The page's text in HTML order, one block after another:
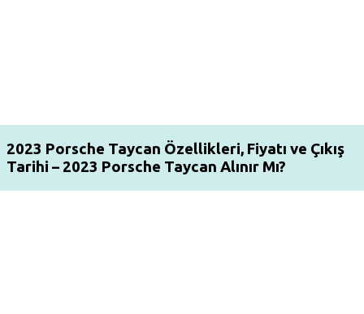
2023 Porsche Taycan Özellikleri, Fiyatı ve Çıkış
Tarihi – 2023 Porsche Taycan Alınır Mı?